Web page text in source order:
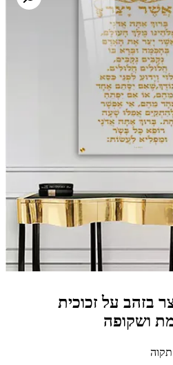
בזהב על זכוכית
ושקופה
תקוה